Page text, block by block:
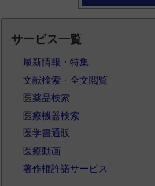
サービス一覧
最新情報・特集
文献検索・全文閲覧
医薬品検索
医療機器検索
医学書通販
医療動画
著作権許諾サービス